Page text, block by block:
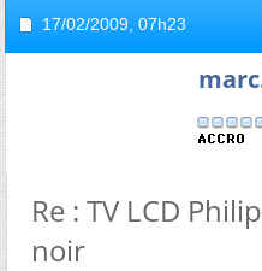
17/02/2009, 07h23
Re : TV LCD
noir